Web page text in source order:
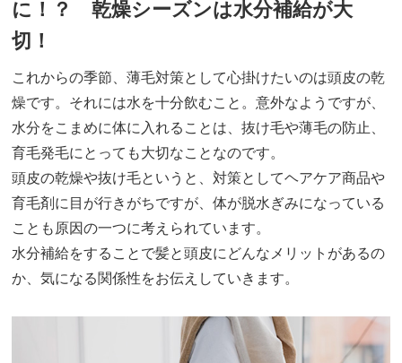
に！？ 乾燥シーズンは水分補給が大
切！
これからの季節、薄毛対策として心掛けたいのは頭皮の乾
燥です。それには水を十分飲むこと。意外なようですが、
水分をこまめに体に入れることは、抜け毛や薄毛の防止、
育毛発毛にとっても大切なことなのです。
頭皮の乾燥や抜け毛というと、対策としてヘアケア商品や
育毛剤に目が行きがちですが、体が脱水ぎみになっている
ことも原因の一つに考えられています。
水分補給をすることで髪と頭皮にどんなメリットがあるの
か、気になる関係性をお伝えしていきます。